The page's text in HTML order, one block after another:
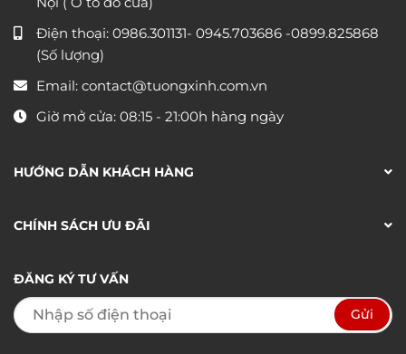
Điện thoại: 0986.301131- 0945.703686 -0899.825868
(Số lượng)
Email: contact@tuongxinh.com.vn
Giờ mở cửa: 08:15 - 21:00h hàng ngày
HƯỚNG DẪN KHÁCH HÀNG
CHÍNH SÁCH ƯU ĐÃI
ĐĂNG KÝ TƯ VẤN